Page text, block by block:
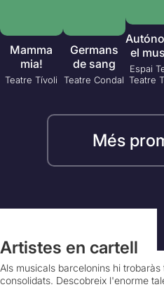
Mamma
mia!
Teatre Tívoli
Germans
de sang
Teatre Condal
el
Espai
Teatre
Més
Artistes en cartell
Als musicals barcelonins hi
consolidats. Descobreix l'enorme